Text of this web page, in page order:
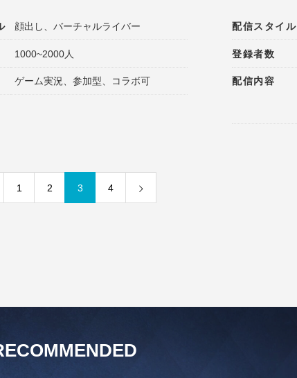
顔出し、バーチャルライバー
1000~2000人
ゲーム実況、参加型、コラボ可
配信スタイル
登録者数
配信内容
1 2 3 4